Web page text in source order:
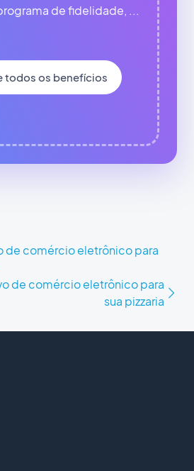
de fidelidade, ...
todos os benefícios
de comércio eletrônico para
de comércio eletrônico para
sua pizzaria